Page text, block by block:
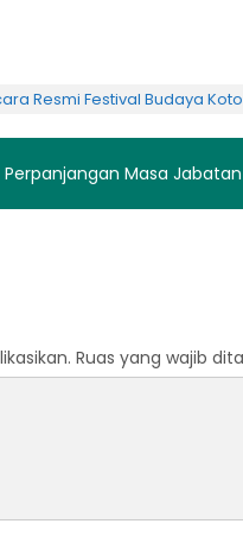
Resmi Festival Budaya
Masa Jabatan
Ruas yang wajib